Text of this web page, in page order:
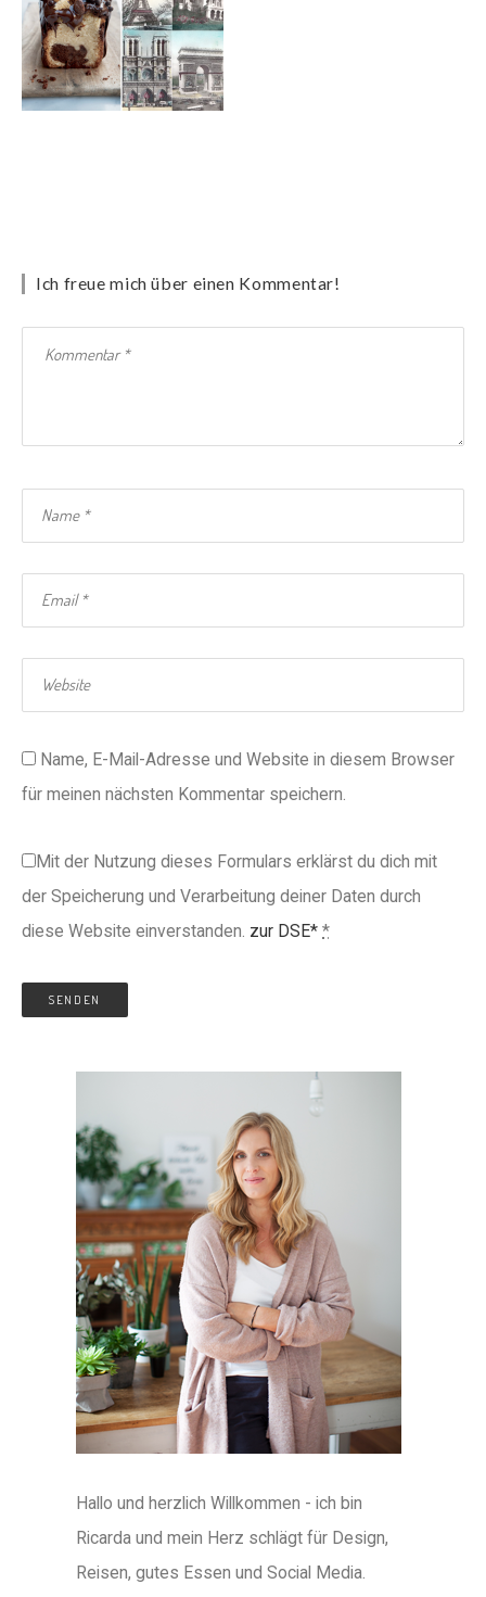
Ich freue mich über einen Kommentar!
Name, E-Mail-Adresse und Website in diesem Browser
für meinen nächsten Kommentar speichern.
Mit der Nutzung dieses Formulars erklärst du dich mit
der Speicherung und Verarbeitung deiner Daten durch
diese Website einverstanden. zur DSE* *
Hallo und herzlich Willkommen - ich bin
Ricarda und mein Herz schlägt für Design,
Reisen, gutes Essen und Social Media.